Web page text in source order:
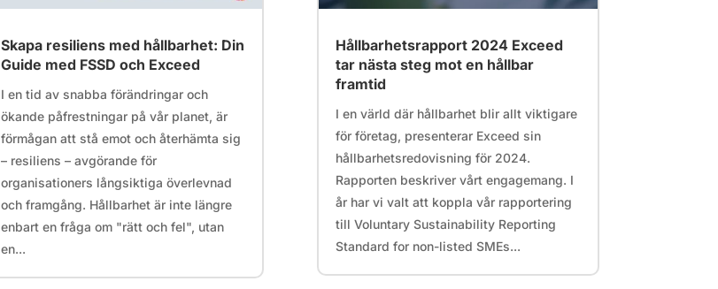
Skapa resiliens med hållbarhet: Din
Guide med FSSD och Exceed
I en tid av snabba förändringar och
ökande påfrestningar på vår planet, är
förmågan att stå emot och återhämta sig
– resiliens – avgörande för
organisationers långsiktiga överlevnad
och framgång. Hållbarhet är inte längre
enbart en fråga om "rätt och fel", utan
en...
Hållbarhetsrapport 2024 Exceed
tar nästa steg mot en hållbar
framtid
I en värld där hållbarhet blir allt viktigare
för företag, presenterar Exceed sin
hållbarhetsredovisning för 2024.
Rapporten beskriver vårt engagemang. I
år har vi valt att koppla vår rapportering
till Voluntary Sustainability Reporting
Standard for non-listed SMEs...